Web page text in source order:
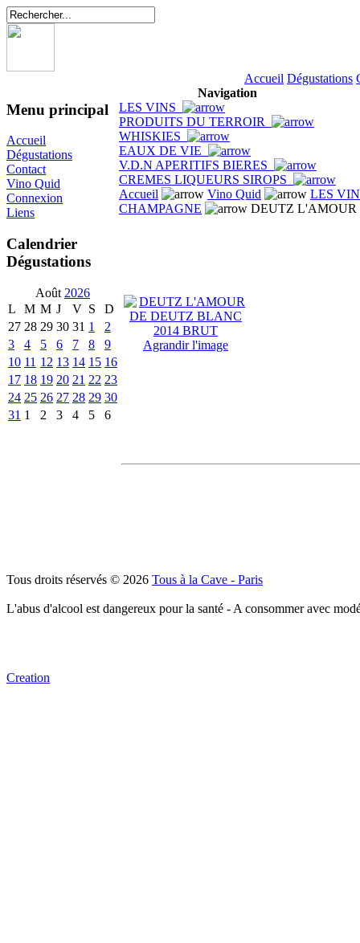
Accueil Dégustations
Menu principal
Accueil
Dégustations
Contact
Vino Quid
Connexion
Liens
Calendrier
Dégustations
Août 2026
L
M M J V S
D
27 28 29 30 31 1
2
3
4 5 6 7 8
9
10 11 12 13 14 15 16
17 18 19 20 21 22 23
24 25 26 27 28 29 30
31 1 2 3 4 5 6
Navigation
LES VINS
PRODUITS DU TERROIR
WHISKIES
EAUX DE VIE
V.D.N APERITIFS BIERES
CREMES LIQUEURS SIROPS
Accueil
Vino Quid
LES
CHAMPAGNE
DEUTZ L'AMOUR
Agrandir l'image
Tous droits réservés © 2026 Tous à la Cave - Paris
L'abus d'alcool est dangereux pour la santé - A consommer avec
Creation